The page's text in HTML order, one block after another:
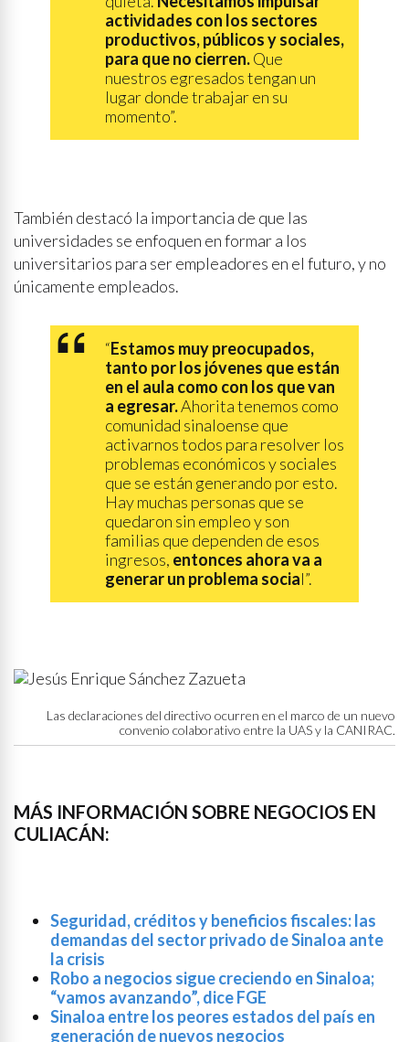
actividades con los sectores
productivos, públicos y sociales,
para que no cierren.Que
nuestros egresados tengan un
lugar donde trabajar en su
momento”.
También destacó la importancia de que las
universidades se enfoquen en formar a los
universitarios para ser empleadores en el futuro, y no
únicamente empleados.
“Estamos muy preocupados,
tanto por los jóvenes que están
en el aula como con los que van
a egresar.Ahorita tenemos como
comunidad sinaloense que
activarnos todos para resolver los
problemas económicos y sociales
que se están generando por esto.
Hay muchas personas que se
quedaron sin empleo y son
familias que dependen de esos
ingresos, entonces ahora va a
generar un problema social”.
Las declaraciones del directivo ocurren en el marco de un nuevo
convenio colaborativo entre la UAS y la CANIRAC.
MÁS INFORMACIÓN SOBRE NEGOCIOS EN
CULIACÁN:
Seguridad, créditos y beneficios fiscales: las
demandas del sector privado de Sinaloa ante
la crisis
Robo a negocios sigue creciendo en Sinaloa;
“vamos avanzando”, dice FGE
Sinaloa entre los peores estados del país en
generación de nuevos negocios